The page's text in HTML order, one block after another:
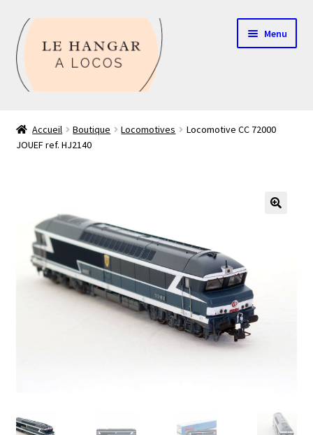
Aller
à
la
navigation
Aller
au
contenu
Menu
Boutique
Echelle HO
Echelle N
Glossaire
Accueil Boutique Locomotives
Locomotive CC 72000
JOUEF ref. HJ2140